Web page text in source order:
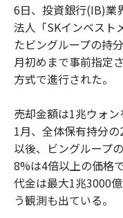
6日、投資銀行(IB)業
法人「SKインベス
たビングループの持
月初めまで事前指定
方式で進行された。
売却金額は1兆ウォ
1月、全体保有持分の
以後、ビングループ
8%は4倍以上の価格
代金は最大1兆3000
う観測も出ている。